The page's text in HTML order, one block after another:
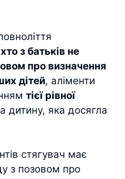
з батьків не
про визначення
дітей, аліменти
тієї рівної
дитину, яка досягла
стягувач має
з позовом про